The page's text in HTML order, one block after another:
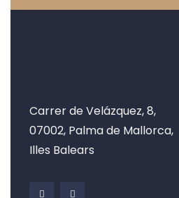
Carrer de Velázquez, 8,
07002, Palma de Mallorca,
Illes Balears